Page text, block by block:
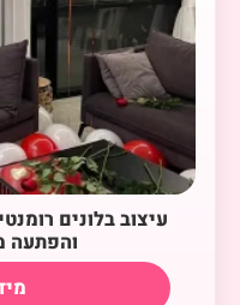
עיצוב בלונים
והפתעה